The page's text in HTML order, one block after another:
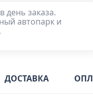
день заказа.
автопарк и
ДОСТАВКА